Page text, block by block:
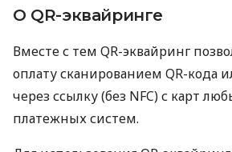
О QR-эквайринге
Вместе с тем QR-эквайринг
оплату сканированием QR-кода
через ссылку (без NFC) с карт
платежных систем.